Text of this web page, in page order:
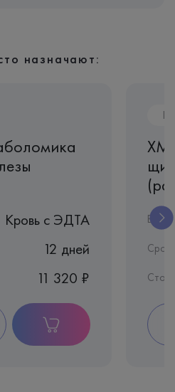
назначают:
Кровь c ЭДТА
12 дней
11 320 ₽
Срок